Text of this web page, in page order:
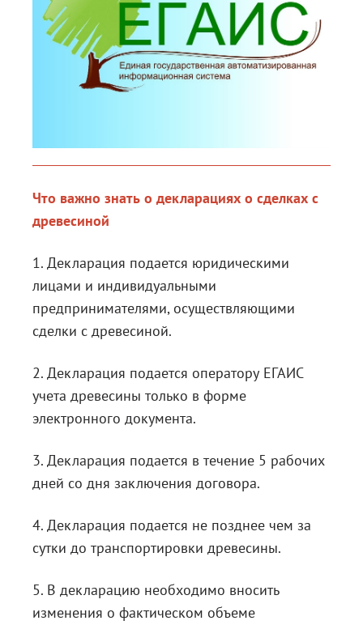
Что важно знать о декларациях о сделках с
древесиной
1. Декларация подается юридическими
лицами и индивидуальными
предпринимателями, осуществляющими
сделки с древесиной.
2. Декларация подается оператору ЕГАИС
учета древесины только в форме
электронного документа.
3. Декларация подается в течение 5 рабочих
дней со дня заключения договора.
4. Декларация подается не позднее чем за
сутки до транспортировки древесины.
5. В декларацию необходимо вносить
изменения о фактическом объеме